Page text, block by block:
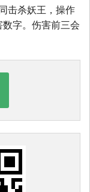
击杀妖王，操作
字。伤害前三会